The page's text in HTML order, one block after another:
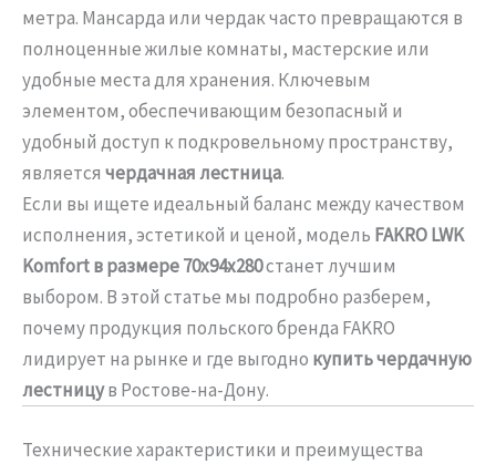
метра. Мансарда или чердак часто превращаются в
полноценные жилые комнаты, мастерские или
удобные места для хранения. Ключевым
элементом, обеспечивающим безопасный и
удобный доступ к подкровельному пространству,
является чердачная лестница.
Если вы ищете идеальный баланс между качеством
исполнения, эстетикой и ценой, модель FAKRO LWK
Komfort в размере 70х94х280станет лучшим
выбором. В этой статье мы подробно разберем,
почему продукция польского бренда FAKRO
лидирует на рынке и где выгодно купить чердачную
лестницув Ростове-на-Дону.
Технические характеристики и преимущества